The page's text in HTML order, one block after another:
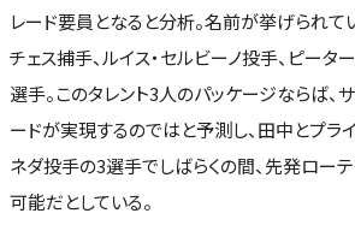
レード要員となると分析。名前が挙げられて
チェス捕手、ルイス・セルビーノ投手、ピータ
選手。このタレント3人のパッケージならば、
ードが実現するのではと予測し、田中とプライ
ネダ投手の3選手でしばらくの間、先発ロー
可能だとしている。